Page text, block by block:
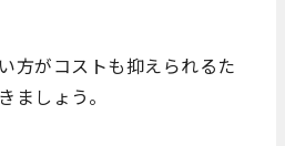
方がコストも抑えられるた
ましょう。